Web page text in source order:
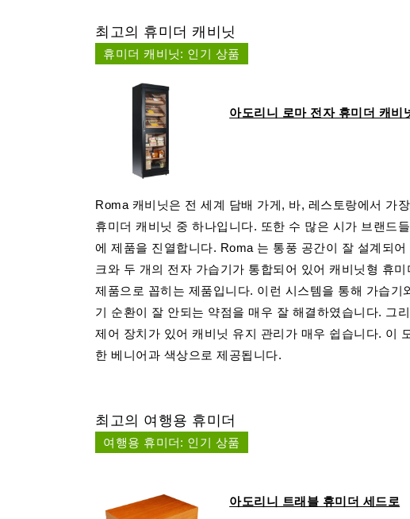
최고의 휴미더 캐비닛
휴미더 캐비닛: 인기 상품
아도리니 로마 전자 휴미더 캐비
Roma 캐비닛은 전 세계 담배 가게, 바, 레스토랑에서 가
휴미더 캐비닛 중 하나입니다. 또한 수 많은 시가 브랜드
에 제품을 진열합니다. Roma 는 통풍 공간이 잘 설계되어
크와 두 개의 전자 가습기가 통합되어 있어 캐비닛형 휴미
제품으로 꼽히는 제품입니다. 이런 시스템을 통해 가습기
기 순환이 잘 안되는 약점을 매우 잘 해결하였습니다. 그
제어 장치가 있어 캐비닛 유지 관리가 매우 쉽습니다. 이
한 베니어과 ​색상으로 제공됩니다.
최고의 여행용 휴미더
여행용 휴미더: 인기 상품
아도리니 트래블 휴미더 세드로